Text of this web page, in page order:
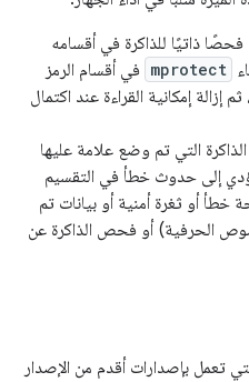
ذاتيًا للذاكرة في أقسامه
mprotect في أقسام الرمز
إمكانية القراءة عند اكتمال
التي تم وضع علامة عليها
إلى حدوث خطأ في التقسيم
أو ثغرة أمنية أو بيانات تم
الحرفية) أو فحص الذاكرة عن
تعمل بإصدارات أقدم من الإصدار